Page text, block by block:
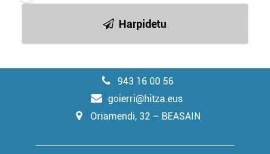
Harpidetu
943 16 00 56
goierri@hitza.eus
Oriamendi, 32 – BEASAIN